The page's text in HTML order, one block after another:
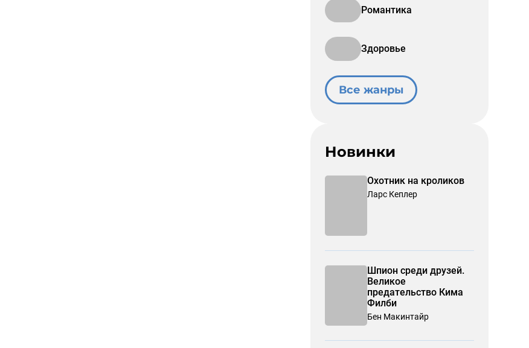
Романтика
Здоровье
Все жанры
Новинки
Охотник на кроликов
Ларс Кеплер
Шпион среди друзей.
Великое
предательство Кима
Филби
Бен Макинтайр